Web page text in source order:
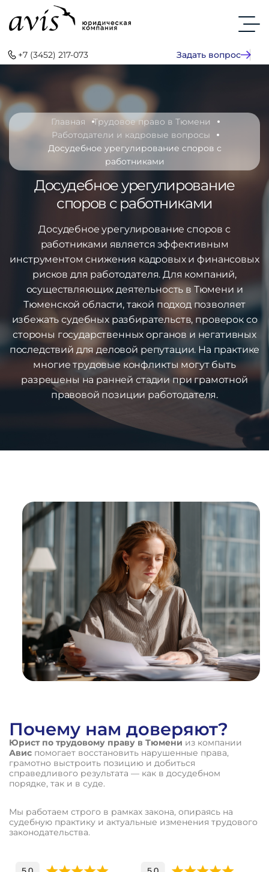
+7 (3452) 217-073 Задать вопрос
Главная
Трудовое право в Тюмени
Работодатели и кадровые вопросы
Досудебное урегулирование споров с
работниками
Досудебное урегулирование
споров с работниками
Досудебное урегулирование споров с
работниками является эффективным
инструментом снижения кадровых и финансовых
рисков для работодателя. Для компаний,
осуществляющих деятельность в Тюмени и
Тюменской области, такой подход позволяет
избежать судебных разбирательств, проверок со
стороны государственных органов и негативных
последствий для деловой репутации. На практике
многие трудовые конфликты могут быть
разрешены на ранней стадии при грамотной
правовой позиции работодателя.
Почему нам доверяют?
Юрист по трудовому праву в Тюмени из компании
Авис помогает восстановить нарушенные права,
грамотно выстроить позицию и добиться
справедливого результата — как в досудебном
порядке, так и в суде.
Мы работаем строго в рамках закона, опираясь на
судебную практику и актуальные изменения трудового
законодательства.